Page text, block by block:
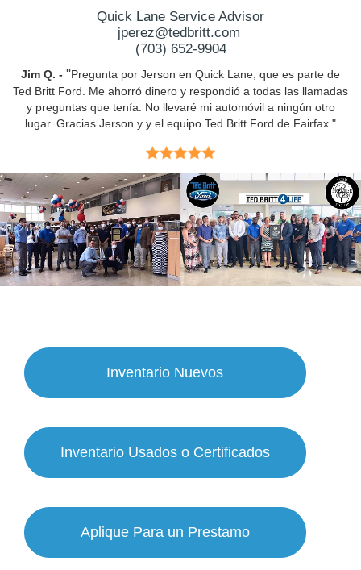
Quick Lane Service Advisor
jperez@tedbritt.com
(703) 652-9904
Jim Q. - "Pregunta por Jerson en Quick Lane, que es parte de
Ted Britt Ford. Me ahorró dinero y respondió a todas las llamadas
y preguntas que tenía. No llevaré mi automóvil a ningún otro
lugar. Gracias Jerson y y el equipo Ted Britt Ford de Fairfax."
Inventario Nuevos
Inventario Usados o Certificados
Aplique Para un Prestamo